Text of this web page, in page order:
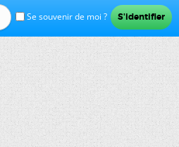
Se souvenir de moi ?